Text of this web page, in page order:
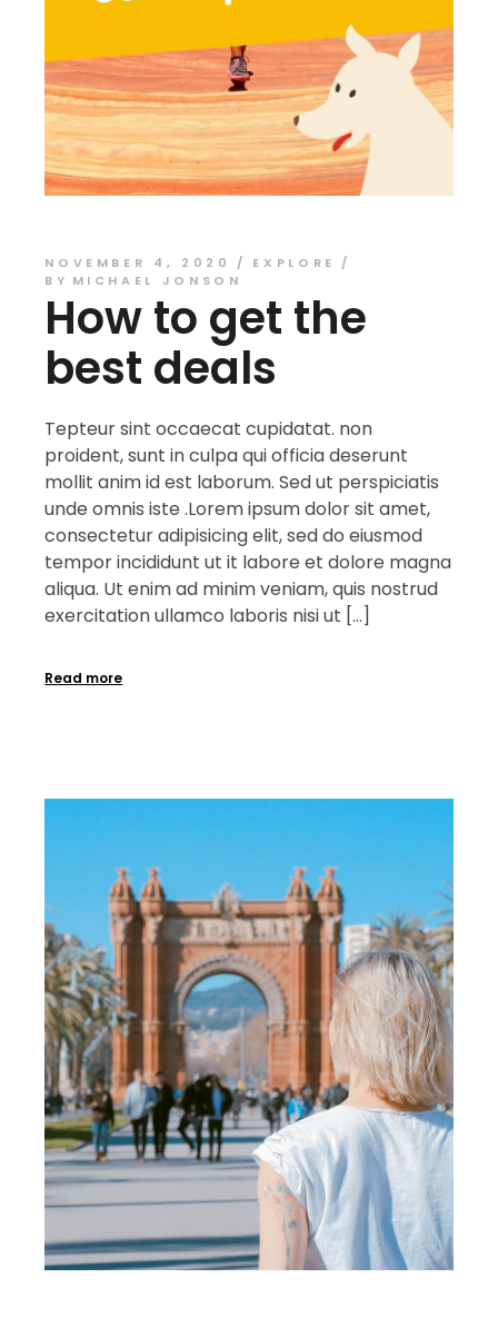
NOVEMBER 4, 2020
EXPLORE
BY MICHAEL JONSON
How to get the
best deals
Tepteur sint occaecat cupidatat. non
proident, sunt in culpa qui officia deserunt
mollit anim id est laborum. Sed ut perspiciatis
unde omnis iste .Lorem ipsum dolor sit amet,
consectetur adipisicing elit, sed do eiusmod
tempor incididunt ut it labore et dolore magna
aliqua. Ut enim ad minim veniam, quis nostrud
exercitation ullamco laboris nisi ut […]
Read more